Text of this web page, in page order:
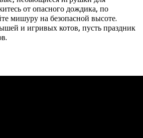
от опасного дождика, по
мишуру на безопасной высоте.
и игривых котов, пусть праздник